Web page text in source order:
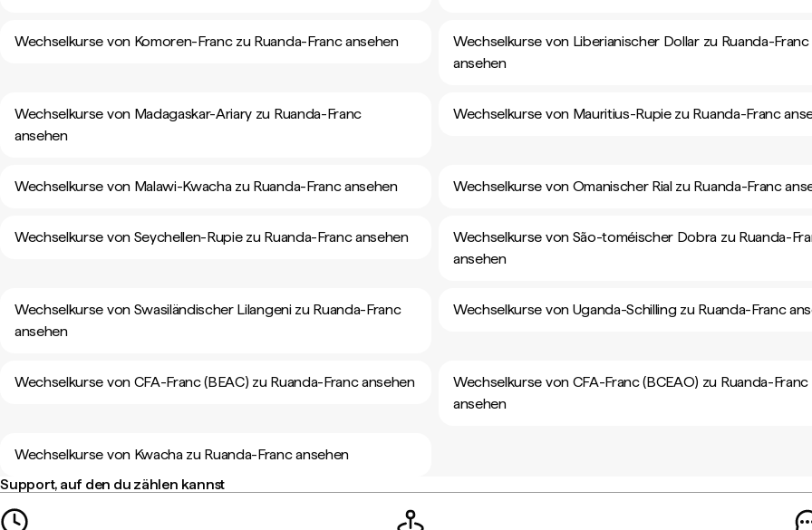
Wechselkurse von Komoren-Franc zu Ruanda-Franc ansehen
Wechselkurse von Liberianischer Dollar zu Ruanda-Franc
ansehen
Wechselkurse von Madagaskar-Ariary zu Ruanda-Franc
ansehen
Wechselkurse von Mauritius-Rupie zu Ruanda-Franc
Wechselkurse von Malawi-Kwacha zu Ruanda-Franc ansehen Wechselkurse von Omanischer Rial zu Ruanda-Franc
Wechselkurse von Seychellen-Rupie zu Ruanda-Franc ansehen
Wechselkurse von São-toméischer Dobra zu Ruanda-
ansehen
Wechselkurse von Swasiländischer Lilangeni zu Ruanda-Franc
ansehen
Wechselkurse von Uganda-Schilling zu Ruanda-Franc
Wechselkurse von CFA-Franc (BEAC) zu Ruanda-Franc ansehen
Wechselkurse von CFA-Franc (BCEAO) zu Ruanda-Franc
ansehen
Wechselkurse von Kwacha zu Ruanda-Franc ansehen
Support, auf den du zählen kannst